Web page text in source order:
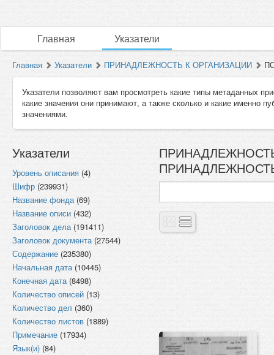
Главная Указатели
Главная Указатели ПРИНАДЛЕЖНОСТЬ К ОРГАНИЗАЦИИ
Указатели позволяют вам просмотреть какие типы метаданных
какие значения они принимают, а также сколько и какие именно
значениями.
Указатели
Уровень описания (4)
Шифр (239931)
Название фонда(69)
Название описи (432)
Заголовок дела(191411)
Заголовок документа(27544)
Содержание (235380)
Начальная дата(10445)
Конечная дата(8498)
Количество описей (13)
Количество дел (360)
Количество листов (1889)
Примечание (17934)
Язык(и) (84)